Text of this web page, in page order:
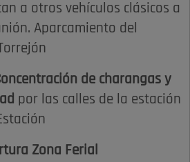
a otros vehículos clásicos a
Aparcamiento del
de charangas y
por las calles de la estación
Zona Ferial